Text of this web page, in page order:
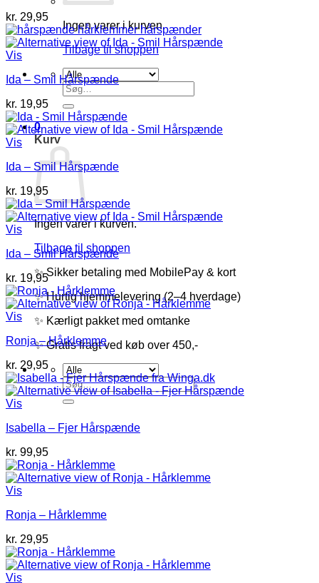
Ingen varer i kurven.
Tilbage til shoppen
Søg
efter:
0
Kurv
Ingen varer i kurven.
Tilbage til shoppen
✨ Sikker betaling med MobilePay & kort
✨ Hurtig hjemmelevering (2–4 hverdage)
✨ Kærligt pakket med omtanke
✨ Gratis fragt ved køb over 450,-
Søg
efter:
kr. 29,95
Vis
Ida – Smil Hårspænde
kr. 19,95
Vis
Ida – Smil Hårspænde
kr. 19,95
Vis
Ida – Smil Hårspænde
kr. 19,95
Vis
Ronja – Hårklemme
kr. 29,95
Vis
Isabella – Fjer Hårspænde
kr. 99,95
Vis
Ronja – Hårklemme
kr. 29,95
Vis